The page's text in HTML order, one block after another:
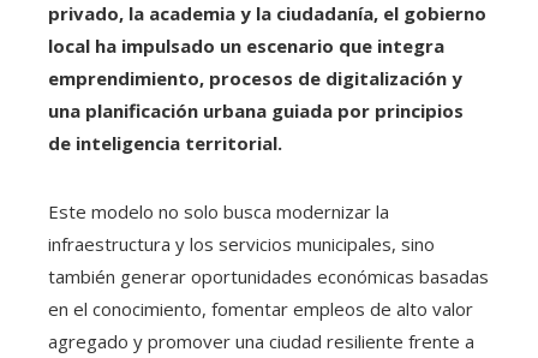
privado, la academia y la ciudadanía, el gobierno
local ha impulsado un escenario que integra
emprendimiento, procesos de digitalización y
una planificación urbana guiada por principios
de inteligencia territorial.
Este modelo no solo busca modernizar la
infraestructura y los servicios municipales, sino
también generar oportunidades económicas basadas
en el conocimiento, fomentar empleos de alto valor
agregado y promover una ciudad resiliente frente a